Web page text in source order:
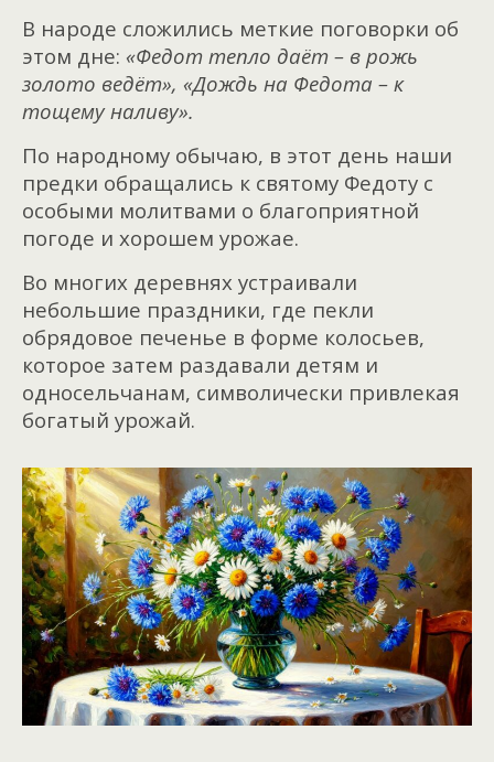
В народе сложились меткие поговорки об
этом дне: «Федот тепло даёт – в рожь
золото ведёт», «Дождь на Федота – к
тощему наливу».
По народному обычаю, в этот день наши
предки обращались к святому Федоту с
особыми молитвами о благоприятной
погоде и хорошем урожае.
Во многих деревнях устраивали
небольшие праздники, где пекли
обрядовое печенье в форме колосьев,
которое затем раздавали детям и
односельчанам, символически привлекая
богатый урожай.